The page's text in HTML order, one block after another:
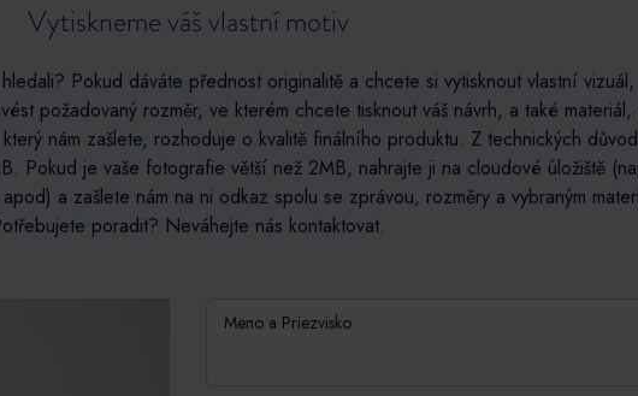
Vytiskneme váš vlastní motiv
Pokud dáváte přednost originalitě a chcete si vytisknout vlastní
požadovaný rozměr, ve kterém chcete tisknout váš návrh, a také
nám zašlete, rozhoduje o kvalitě finálního produktu. Z technických
Pokud je vaše fotografie větší než 2MB, nahrajte ji na cloudové úložiště
a zašlete nám na ni odkaz spolu se zprávou, rozměry a vybraným
poradit? Neváhejte nás kontaktovat.
Meno a Priezvisko